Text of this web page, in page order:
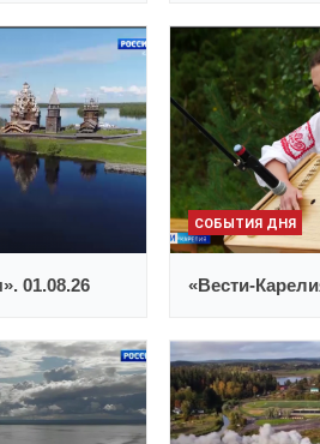
01.08.26
СОБЫТИЯ ДНЯ
«Вести-